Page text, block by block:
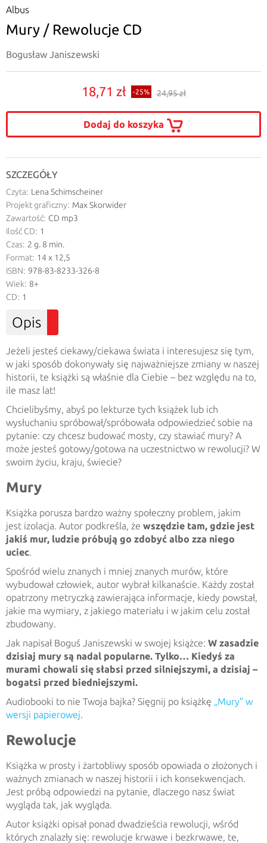
Albus
Mury / Rewolucje CD
Bogusław Janiszewski
18,71 zł -25% 24,95 zł
Dodaj do koszyka
SZCZEGÓŁY
Czyta: Lena Schimscheiner
Projekt graficzny: Max Skorwider
Zawartość: CD mp3
Ilość CD: 1
Czas: 2 g. 8 min.
Format: 14 x 12,5
ISBN: 978-83-8233-326-8
Wiek: 8+
CD: 1
Opis
Jeżeli jesteś ciekawy/ciekawa świata i interesujesz się tym,
w jaki sposób dokonywały się najważniejsze zmiany w naszej
historii, te książki są właśnie dla Ciebie – bez względu na to,
ile masz lat!
Chcielibyśmy, abyś po lekturze tych książek lub ich
wysłuchaniu spróbował/spróbowała odpowiedzieć sobie na
pytanie: czy chcesz budować mosty, czy stawiać mury? A
może jesteś gotowy/gotowa na uczestnictwo w rewolucji? W
swoim życiu, kraju, świecie?
Mury
Książka porusza bardzo ważny społeczny problem, jakim
jest izolacja. Autor podkreśla, że wszędzie tam, gdzie jest
jakiś mur, ludzie próbują go zdobyć albo zza niego
uciec.
Spośród wielu znanych i mniej znanych murów, które
wybudował człowiek, autor wybrał kilkanaście. Każdy został
opatrzony metryczką zawierająca informacje, kiedy powstał,
jakie ma wymiary, z jakiego materiału i w jakim celu został
zbudowany.
Jak napisał Boguś Janiszewski w swojej książce: W zasadzie
dzisiaj mury są nadal popularne. Tylko… Kiedyś za
murami chowali się słabsi przed silniejszymi, a dzisiaj –
bogatsi przed biedniejszymi.
Audiobooki to nie Twoja bajka? Sięgnij po książkę „Mury” w
wersji papierowej.
Rewolucje
Książka w prosty i żartobliwy sposób opowiada o złożonych i
ważnych zmianach w naszej historii i ich konsekwencjach.
Jest próbą odpowiedzi na pytanie, dlaczego nasz świat
wygląda tak, jak wygląda.
Autor książki opisał ponad dwadzieścia rewolucji, wśród
których znalazły się: rewolucje krwawe i bezkrwawe, te,